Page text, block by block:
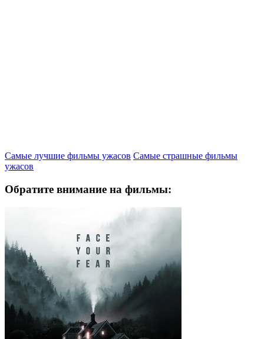
Самые лучшие фильмы ужасов Самые страшные фильмы
ужасов
Обратите внимание на фильмы: